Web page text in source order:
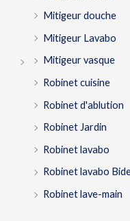
Mitigeur douche
Mitigeur Lavabo
Mitigeur vasque
Robinet cuisine
Robinet d'ablution
Robinet Jardin
Robinet lavabo
Robinet lavabo
Robinet lave-main